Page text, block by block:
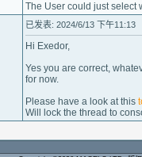
The User could just select
已发表: 2024/6/13 下午11:13
Hi Exedor,
Yes you are correct,
for now.
Please have a look at this
Will lock the thread to